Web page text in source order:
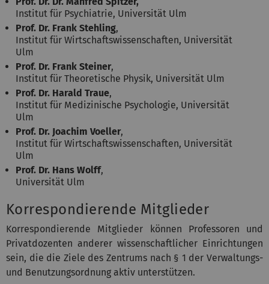
Institut für Psychiatrie, Universität Ulm
Prof. Dr. Frank Stehling,
Institut für Wirtschaftswissenschaften, Universität
Ulm
Prof. Dr. Frank Steiner,
Institut für Theoretische Physik, Universität Ulm
Prof. Dr. Harald Traue,
Institut für Medizinische Psychologie, Universität
Ulm
Prof. Dr. Joachim Voeller,
Institut für Wirtschaftswissenschaften, Universität
Ulm
Prof. Dr. Hans Wolff,
Universität Ulm
Korrespondierende Mitglieder
Korrespondierende Mitglieder können Professoren und
Privatdozenten anderer wissenschaftlicher Einrichtungen
sein, die die Ziele des Zentrums nach § 1 der Verwaltungs-
und Benutzungsordnung aktiv unterstützen.